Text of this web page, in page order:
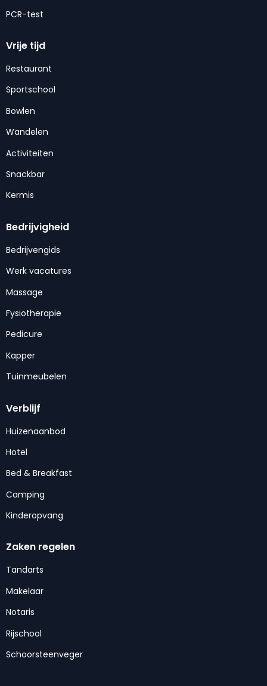
PCR-test
Vrije tijd
Restaurant
Sportschool
Bowlen
Wandelen
Activiteiten
Snackbar
Kermis
Bedrijvigheid
Bedrijvengids
Werk vacatures
Massage
Fysiotherapie
Pedicure
Kapper
Tuinmeubelen
Verblijf
Huizenaanbod
Hotel
Bed & Breakfast
Camping
Kinderopvang
Zaken regelen
Tandarts
Makelaar
Notaris
Rijschool
Schoorsteenveger